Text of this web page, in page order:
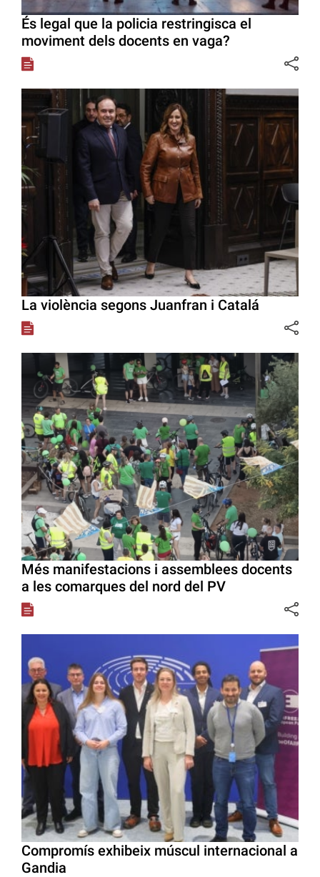
És legal que la policia restringisca el
moviment dels docents en vaga?
La violència segons Juanfran i Catalá
Més manifestacions i assemblees docents
a les comarques del nord del PV
Compromís exhibeix múscul internacional a
Gandia